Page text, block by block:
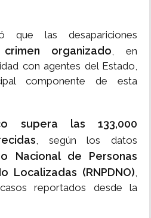
que las desapariciones
crimen organizado, en
con agentes del Estado,
componente de esta
supera las 133,000
, según los datos
Nacional de Personas
Localizadas (RNPDNO),
reportados desde la